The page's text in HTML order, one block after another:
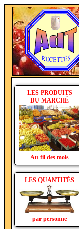
LES PRODUITS
DU MARCHÉ
Au fil des mois
LES QUANTITÉS
par personne